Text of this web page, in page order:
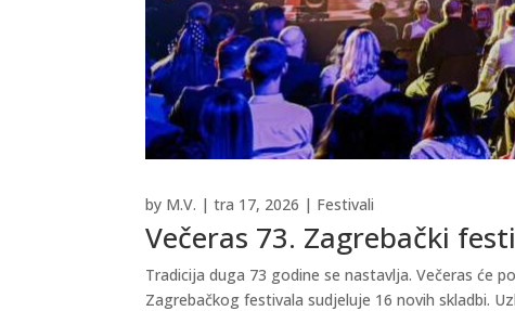
Večeras 73. Zagrebački
by M.V. |tra 17, 2026 | Festivali
Tradicija duga 73 godine se nastavlja. Večeras će
Zagrebačkog festivala sudjeluje 16 novih skladbi.